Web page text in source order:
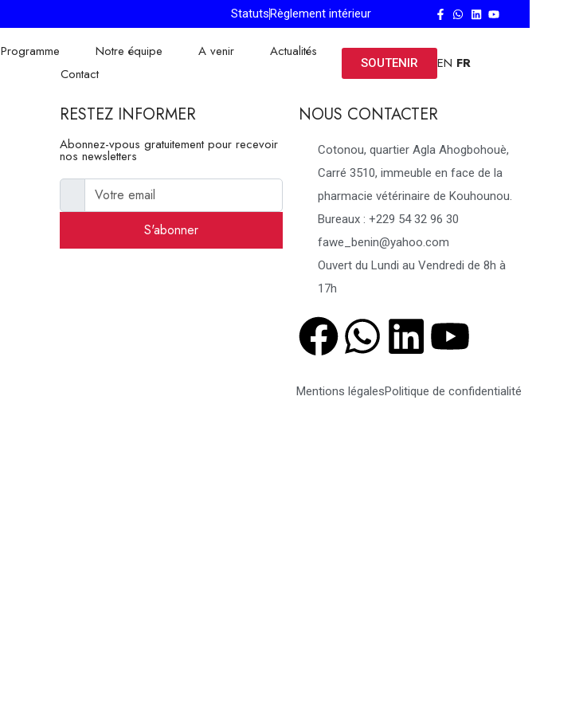
StatutsRèglement intérieur
Programme Notre équipe A venir
Actualités
Contact
SOUTENIR EN FR
RESTEZ INFORMER
Abonnez-vpous gratuitement pour recevoir
nos newsletters
S'abonner
NOUS CONTACTER
Cotonou, quartier Agla Ahogbohouè,
Carré 3510, immeuble en face de la
pharmacie vétérinaire de Kouhounou.
Bureaux : +229 54 32 96 30
fawe_benin@yahoo.com
Ouvert du Lundi au Vendredi de 8h à
17h
Mentions légalesPolitique de confidentialité